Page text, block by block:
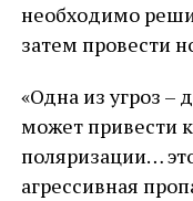
необходимо
затем провести
«Одна из угроз –
может привести
поляризации…
агрессивная